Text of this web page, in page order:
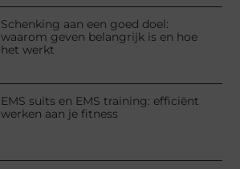
Schenking aan een goed doel:
waarom geven belangrijk is en hoe
het werkt
EMS suits en EMS training: efficiënt
werken aan je fitness